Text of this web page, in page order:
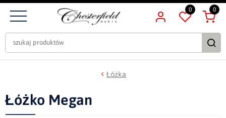
0 0
Łóżka
Łóżko Megan